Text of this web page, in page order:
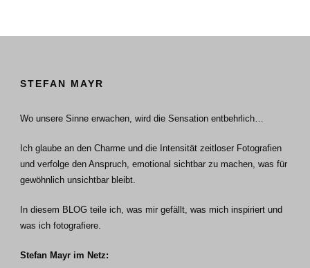
STEFAN MAYR
Wo unsere Sinne erwachen, wird die Sensation entbehrlich…
Ich glaube an den Charme und die Intensität zeitloser Fotografien
und verfolge den Anspruch, emotional sichtbar zu machen, was für
gewöhnlich unsichtbar bleibt.
In diesem BLOG teile ich, was mir gefällt, was mich inspiriert und
was ich fotografiere.
Stefan Mayr im Netz: